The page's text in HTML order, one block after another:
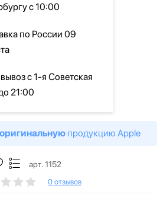
с 10:00
по России 09
с 1-я Советская
21:00
оригинальную продукцию Apple
арт. 1152
0 отзывов